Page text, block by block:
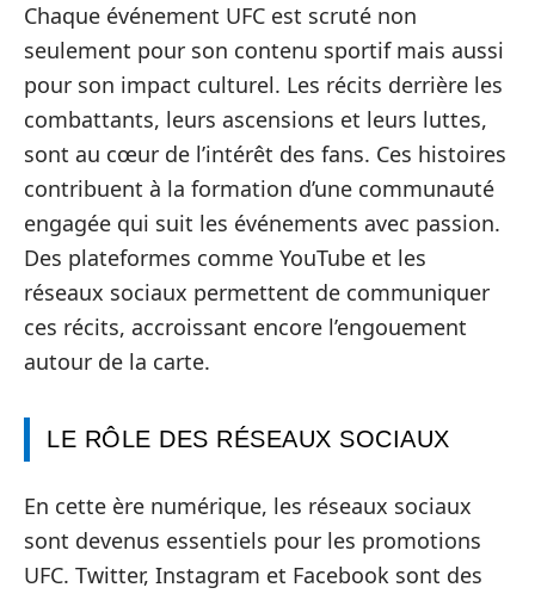
Chaque événement UFC est scruté non
seulement pour son contenu sportif mais aussi
pour son impact culturel. Les récits derrière les
combattants, leurs ascensions et leurs luttes,
sont au cœur de l’intérêt des fans. Ces histoires
contribuent à la formation d’une communauté
engagée qui suit les événements avec passion.
Des plateformes comme YouTube et les
réseaux sociaux permettent de communiquer
ces récits, accroissant encore l’engouement
autour de la carte.
LE RÔLE DES RÉSEAUX SOCIAUX
En cette ère numérique, les réseaux sociaux
sont devenus essentiels pour les promotions
UFC. Twitter, Instagram et Facebook sont des